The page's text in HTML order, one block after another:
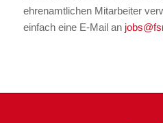
ehrenamtlichen Mitarbeiter
einfach eine E-Mail an